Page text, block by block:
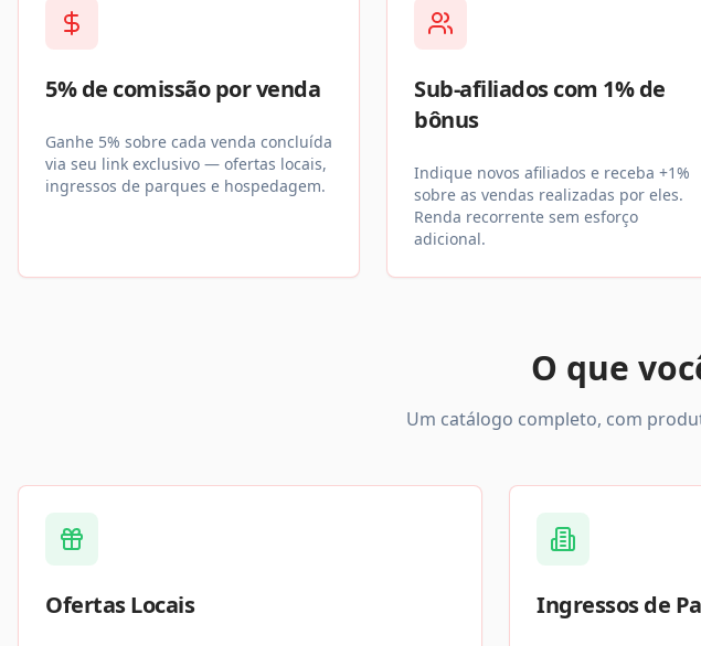
5% de comissão por venda
Ganhe 5% sobre cada venda concluída
via seu link exclusivo — ofertas locais,
ingressos de parques e hospedagem.
Sub-afiliados com 1% de
bônus
Indique novos afiliados e receba +1%
sobre as vendas realizadas por eles.
Renda recorrente sem esforço
adicional.
O que
Um catálogo completo, com
Ofertas Locais Ingressos de